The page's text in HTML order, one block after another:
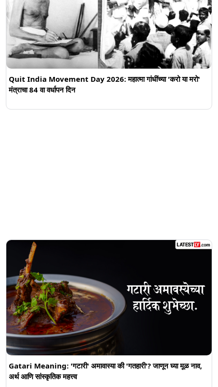
Quit India Movement Day 2026: महात्मा गांधींच्या 'करो या मरो'
मंत्राचा 84 वा वर्धापन दिन
Gatari Meaning: 'गटारी' अमावास्या की 'गतहारी'? जाणून घ्या मूळ नाव,
अर्थ आणि सांस्कृतिक महत्त्व